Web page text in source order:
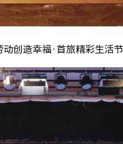
创造幸福·首旅精彩生活